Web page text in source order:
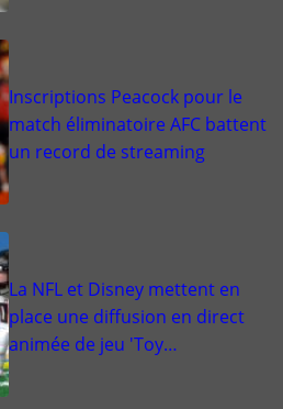
Inscriptions Peacock pour le
match éliminatoire AFC battent
un record de streaming
La NFL et Disney mettent en
place une diffusion en direct
animée de jeu 'Toy…